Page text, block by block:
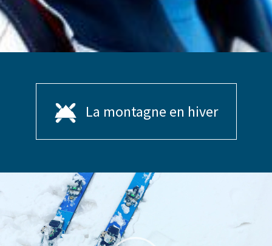
La montagne en hiver